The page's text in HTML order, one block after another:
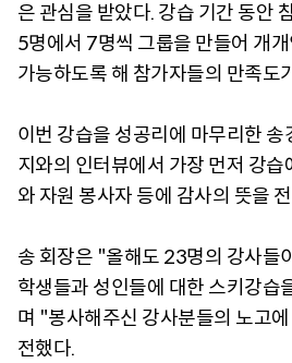
은 관심을 받았다. 강습 기간 동안
5명에서 7명씩 그룹을 만들어 개개
가능하도록 해 참가자들의 만족도
이번 강습을 성공리에 마무리한
지와의 인터뷰에서 가장 먼저 강습
와 자원 봉사자 등에 감사의 뜻을
송 회장은 "올해도 23명의 강사들
학생들과 성인들에 대한 스키강습
며 "봉사해주신 강사분들의 노고
전했다.